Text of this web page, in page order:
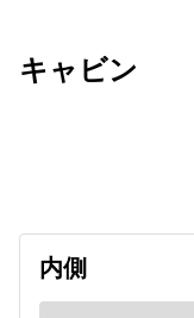
キャビン
内側